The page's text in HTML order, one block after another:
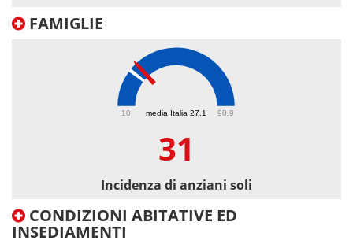
FAMIGLIE
media Italia 27.1
10 90.9
31
Incidenza di anziani soli
CONDIZIONI ABITATIVE ED
INSEDIAMENTI